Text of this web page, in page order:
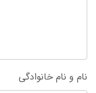
نام و نام خانوادگی